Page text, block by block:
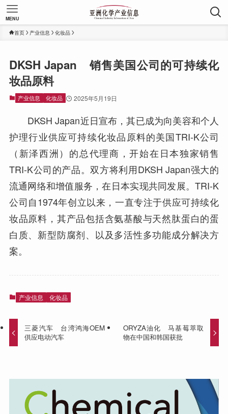
MENU
首页 产业信息 化妆品
DKSH Japan 销售美国公司的可持续化
妆品原料
产业信息 化妆品 2025年5月19日
DKSH Japan近日宣布，其已成为向美容和个人
护理行业供应可持续化妆品原料的美国TRI-K公司
（新泽西洲）的总代理商，开始在日本独家销售
TRI-K公司的产品。双方将利用DKSH Japan强大的
流通网络和增值服务，在日本实现共同发展。TRI-K
公司自1974年创立以来，一直专注于供应可持续化
妆品原料，其产品包括含氨基酸与天然肽蛋白的蛋
白质、新型防腐剂、以及多活性多功能成分解决方
案。
产业信息 化妆品
三菱汽车 台湾鸿海OEM
供应电动汽车
ORYZA油化 马基莓萃取
物在中国和韩国获批